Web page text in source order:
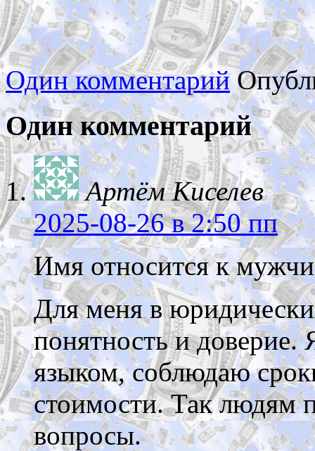
Один комментарий
Один комментарий
Артём Киселев
2025-08-26в 2:50 пп
Имя относится к
Для меня в
понятность и
языком, соблюдаю
стоимости. Так людям
вопросы.